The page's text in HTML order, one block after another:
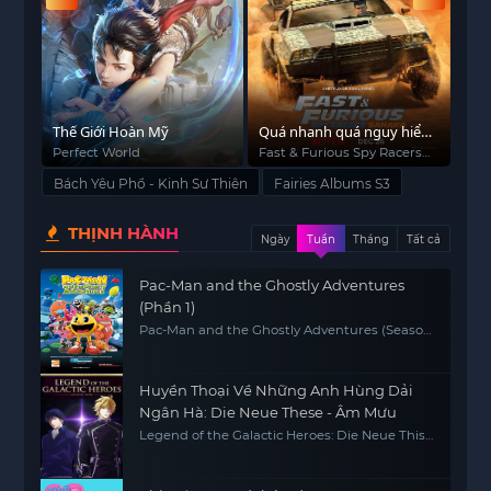
chính là sự ảnh hưởng lẫn nhau, đầy đủ ngũ vị
đắng cay mặn ngọt như thế.
Thế Giới Hoàn Mỹ
Perfect World
Quá nhanh quá nguy hiểm:
Điệp viên tốc độ (Phần 3)
Fast & Furious Spy Racers
(Season 3)
Bách Yêu Phổ - Kinh Sư Thiên Fairies Albums S3
THỊNH HÀNH Ngày Tuần Tháng Tất cả
Pac-Man and the Ghostly Adventures
(Phần 1)
Pac-Man and the Ghostly Adventures (Season
Huyền Thoại Về Những Anh Hùng Dải
Ngân Hà: Die Neue These - Âm Mưu
Legend of the Galactic Heroes: Die Neue This